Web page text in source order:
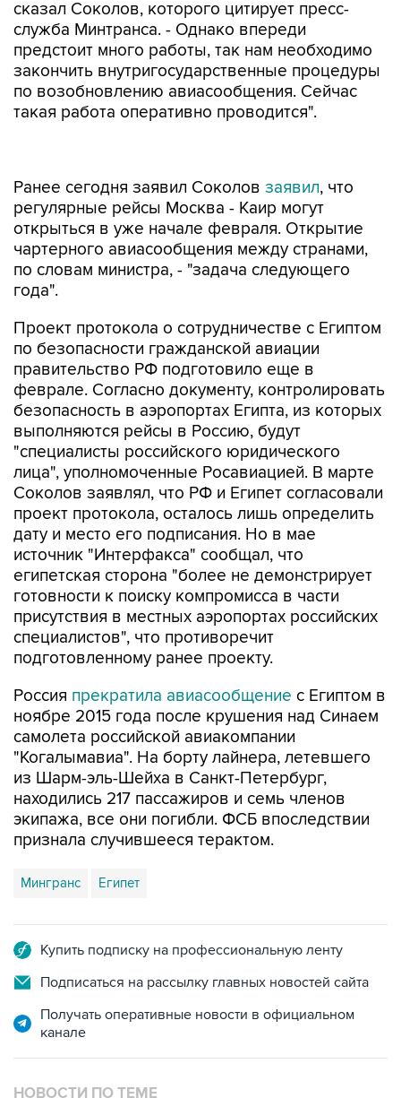
сказал Соколов, которого цитирует пресс-
служба Минтранса. - Однако впереди
предстоит много работы, так нам необходимо
закончить внутригосударственные процедуры
по возобновлению авиасообщения. Сейчас
такая работа оперативно проводится".
Ранее сегодня заявил Соколов заявил, что
регулярные рейсы Москва - Каир могут
открыться в уже начале февраля. Открытие
чартерного авиасообщения между странами,
по словам министра, - "задача следующего
года".
Проект протокола о сотрудничестве с Египтом
по безопасности гражданской авиации
правительство РФ подготовило еще в
феврале. Согласно документу, контролировать
безопасность в аэропортах Египта, из которых
выполняются рейсы в Россию, будут
"специалисты российского юридического
лица", уполномоченные Росавиацией. В марте
Соколов заявлял, что РФ и Египет согласовали
проект протокола, осталось лишь определить
дату и место его подписания. Но в мае
источник "Интерфакса" сообщал, что
египетская сторона "более не демонстрирует
готовности к поиску компромисса в части
присутствия в местных аэропортах российских
специалистов", что противоречит
подготовленному ранее проекту.
Россия прекратила авиасообщение с Египтом в
ноябре 2015 года после крушения над Синаем
самолета российской авиакомпании
"Когалымавиа". На борту лайнера, летевшего
из Шарм-эль-Шейха в Санкт-Петербург,
находились 217 пассажиров и семь членов
экипажа, все они погибли. ФСБ впоследствии
признала случившееся терактом.
Мингранс Египет
Купить подписку на профессиональную ленту
Подписаться на рассылку главных новостей сайта
Получать оперативные новости в официальном
канале
НОВОСТИ ПО ТЕМЕ